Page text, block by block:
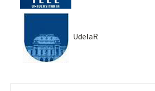
UdelaR